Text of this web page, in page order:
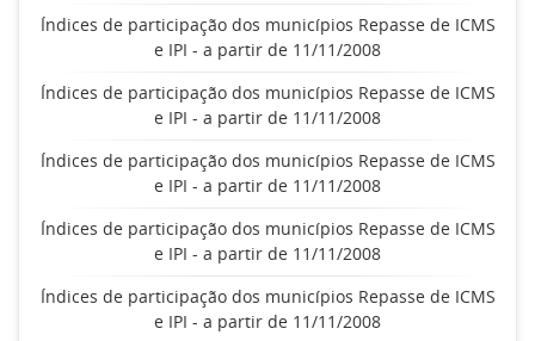
Índices de participação dos municípios Repasse de ICMS
e IPI - a partir de 11/11/2008
Índices de participação dos municípios Repasse de ICMS
e IPI - a partir de 11/11/2008
Índices de participação dos municípios Repasse de ICMS
e IPI - a partir de 11/11/2008
Índices de participação dos municípios Repasse de ICMS
e IPI - a partir de 11/11/2008
Índices de participação dos municípios Repasse de ICMS
e IPI - a partir de 11/11/2008